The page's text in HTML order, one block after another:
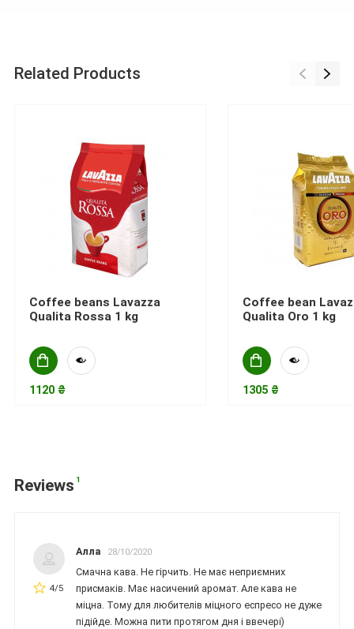
Related Products
Coffee beans Lavazza
Qualita Rossa 1 kg
1120 ₴
Coffee bean
Qualita Oro 1 kg
1305 ₴
Reviews 1
4/5
Алла 28/10/2020
Смачна кава. Не гірчить. Не має неприємних
присмаків. Має насичений аромат. Але кава не
міцна. Тому для любителів міцного еспресо не дуже
підійде. Можна пити протягом дня і ввечері)